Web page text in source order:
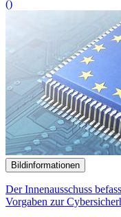
()
Bildinformationen
Der Innenausschuss
Vorgaben zur